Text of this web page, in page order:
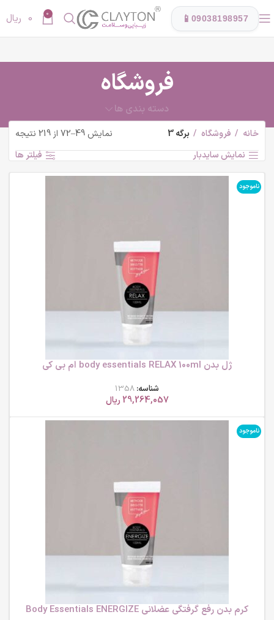
📱 09038198957
0
0 ریال
فروشگاه
دسته بندی ها
خانه فروشگاه برگه 3
نمایش 49–72 از 219 نتیجه
نمایش سایدبار
فیلتر ها
ناموجود
ژل بدن body essentials RELAX 100ml ام بی کی
شناسه: 1358
29,264,057 ریال
ناموجود
کرم بدن رفع گرفتگی عضلانی Body Essentials ENERGIZE